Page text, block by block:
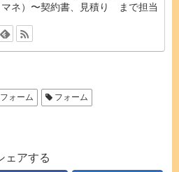
マネ）〜契約書、見積り まで担当
ォーム
フォーム
ェアする